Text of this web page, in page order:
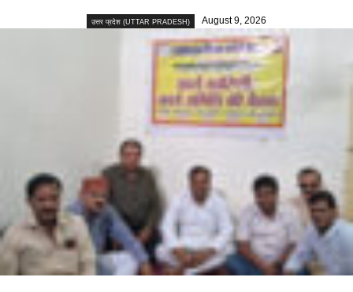
उत्तर प्रदेश (UTTAR PRADESH) August 9, 2026